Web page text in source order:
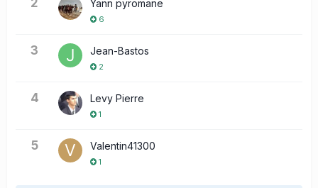
2 Yann pyromane
6
3 Jean-Bastos
2
4 Levy Pierre
1
5 Valentin41300
1